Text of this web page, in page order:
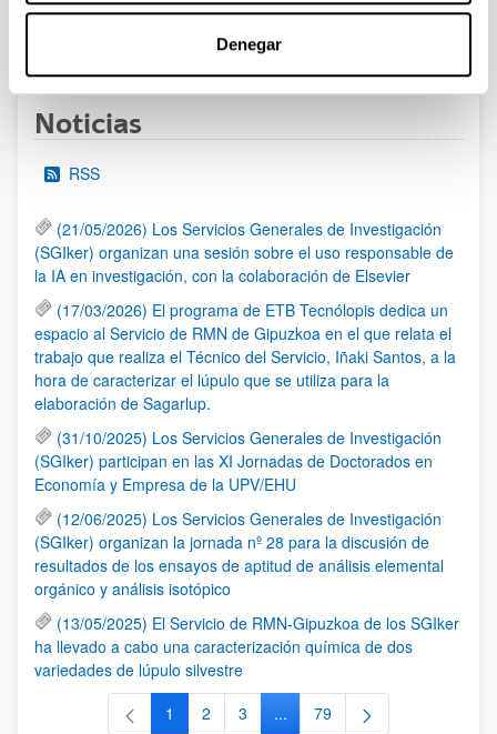
Denegar
Páginas intermedias Use TAB para desplazarse.
PáginaPágina
13 14
Noticias
RSS
(21/05/2026) Los Servicios Generales de Investigación
(SGIker) organizan una sesión sobre el uso responsable de
la IA en investigación, con la colaboración de Elsevier
(17/03/2026) El programa de ETB Tecnólopis dedica un
espacio al Servicio de RMN de Gipuzkoa en el que relata el
trabajo que realiza el Técnico del Servicio, Iñaki Santos, a la
hora de caracterizar el lúpulo que se utiliza para la
elaboración de Sagarlup.
(31/10/2025) Los Servicios Generales de Investigación
(SGIker) participan en las XI Jornadas de Doctorados en
Economía y Empresa de la UPV/EHU
(12/06/2025) Los Servicios Generales de Investigación
(SGIker) organizan la jornada nº 28 para la discusión de
resultados de los ensayos de aptitud de análisis elemental
orgánico y análisis isotópico
(13/05/2025) El Servicio de RMN-Gipuzkoa de los SGIker
ha llevado a cabo una caracterización química de dos
variedades de lúpulo silvestre
Página
1 Página
2 Página
3 ...Páginas intermedias Use TAB
Página
79